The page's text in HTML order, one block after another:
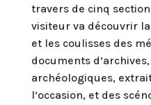
travers de cinq
visiteur va découvrir
et les coulisses des
documents
archéologiques,
l’occasion, et des